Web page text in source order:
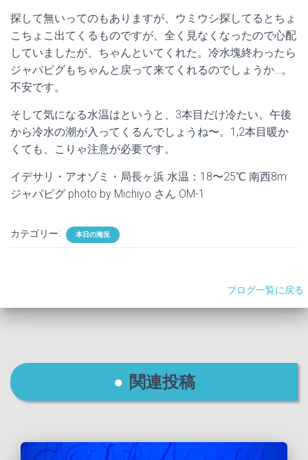
探して無いってのもありますが、ウミウシ探してるとちょ
こちょこ出てくるものですが、全く見なくなったので心配
していましたが、ちゃんといてくれた。冷水塊終わったら
ジャパピグもちゃんと戻って来てくれるのでしょうか…。
不安です。
そして気になる水温はというと、3本目だけ冷たい。午後
から冷水の潮が入ってくるんでしょうね〜。1,2本目暖か
くても、こりゃ注意が必要です。
イデサリ・アオゾミ・局長ヶ浜 水温：18〜25℃ 南西8m
ジャパピグ photo by Michiyo さん OM-1
カテゴリー: 本日の海況
ブログ一覧に戻る
関連投稿